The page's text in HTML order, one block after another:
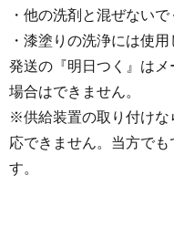
・他の洗剤と混ぜないで
・漆塗りの洗浄には使用
発送の『明日つく』は
場合はできません。
※供給装置の取り付けな
応できません。当方で
す。